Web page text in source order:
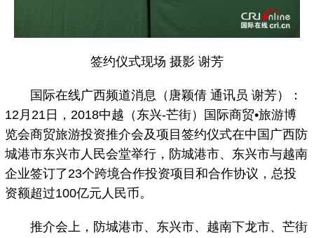
签约仪式现场 摄影 谢芳
国际在线广西频道消息（唐颖倩 通讯员 谢芳）：
12月21日，2018中越（东兴-芒街）国际商贸•旅游博
览会商贸旅游投资推介会及项目签约仪式在中国广西防
城港市东兴市人民会堂举行，防城港市、东兴市与越南
企业签订了23个跨境合作投资项目和合作协议，总投
资额超过100亿元人民币。
推介会上，防城港市、东兴市、越南下龙市、芒街